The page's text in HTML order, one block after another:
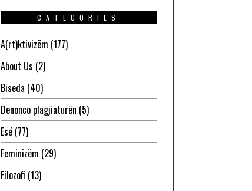
CATEGORIES
A(rt)ktivizëm (177)
About Us (2)
Biseda (40)
Denonco plagjiaturën (5)
Esé(77)
Feminizëm (29)
Filozofi (13)